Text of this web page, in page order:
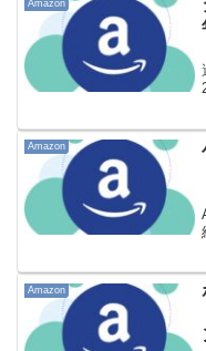
Amazon
Amazon
Amazon